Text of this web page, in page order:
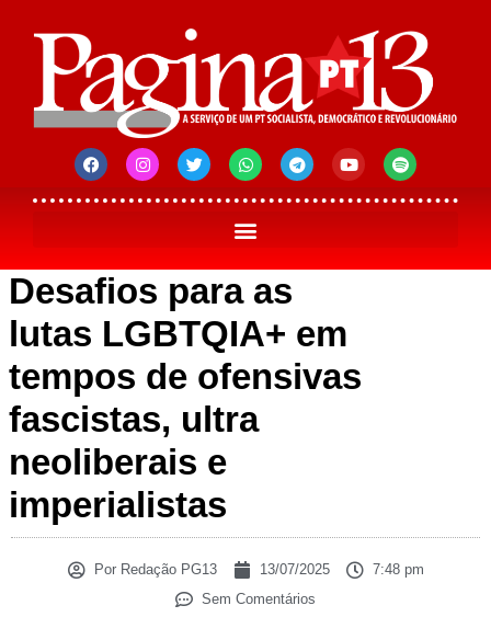
Desafios para as
lutas LGBTQIA+ em
tempos de ofensivas
fascistas, ultra
neoliberais e
imperialistas
PorRedação PG13 13/07/2025
7:48 pm
Sem Comentários